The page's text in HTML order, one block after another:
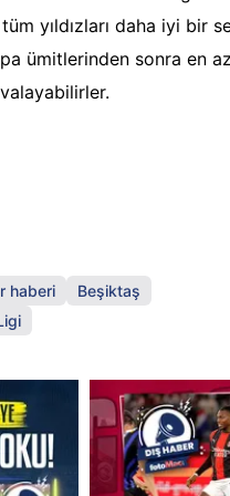
yıldızları daha iyi bir
ümitlerinden sonra en
haberi
Beşiktaş